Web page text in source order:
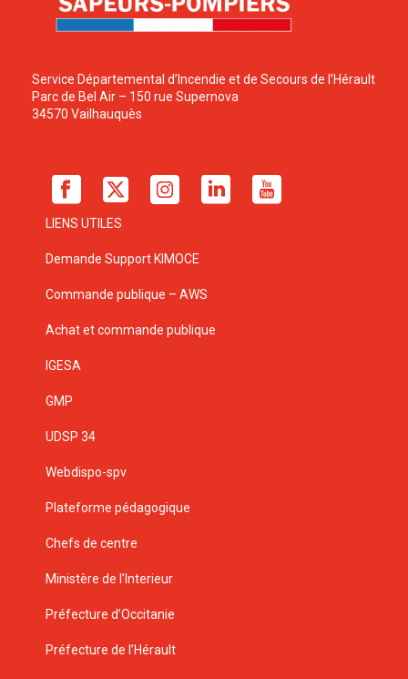
Service Départemental d’Incendie et de Secours de l’Hérault
Parc de Bel Air – 150 rue Supernova
34570 Vailhauquès
LIENS UTILES
Demande Support KIMOCE
Commande publique – AWS
Achat et commande publique
IGESA
GMP
UDSP 34
Webdispo-spv
Plateforme pédagogique
Chefs de centre
Ministère de l’Interieur
Préfecture d’Occitanie
Préfecture de l’Hérault